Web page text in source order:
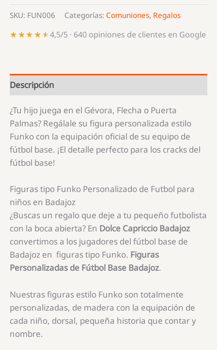
cantidad
SKU: FUN006 Categorías: Comuniones, Regalos
★★★★★
★★★★★4,5/5 · 640 opiniones de clientes en Google
Descripción
¿Tu hijo juega en el Gévora, Flecha o Puerta
Palmas? Regálale su figura personalizada estilo
Funko con la equipación oficial de su equipo de
fútbol base. ¡El detalle perfecto para los cracks del
fútbol base!
Figuras tipo Funko Personalizado de Futbol para
niños en Badajoz
¿Buscas un regalo que deje a tu pequeño futbolista
con la boca abierta? En Dolce Capriccio Badajoz
convertimos a los jugadores del fútbol base de
Badajoz en figuras tipo Funko. Figuras
Personalizadas de Fútbol Base Badajoz.
Nuestras figuras estilo Funko son totalmente
personalizadas, de madera con la equipación de
cada niño, dorsal, pequeña historia que contar y
nombre.